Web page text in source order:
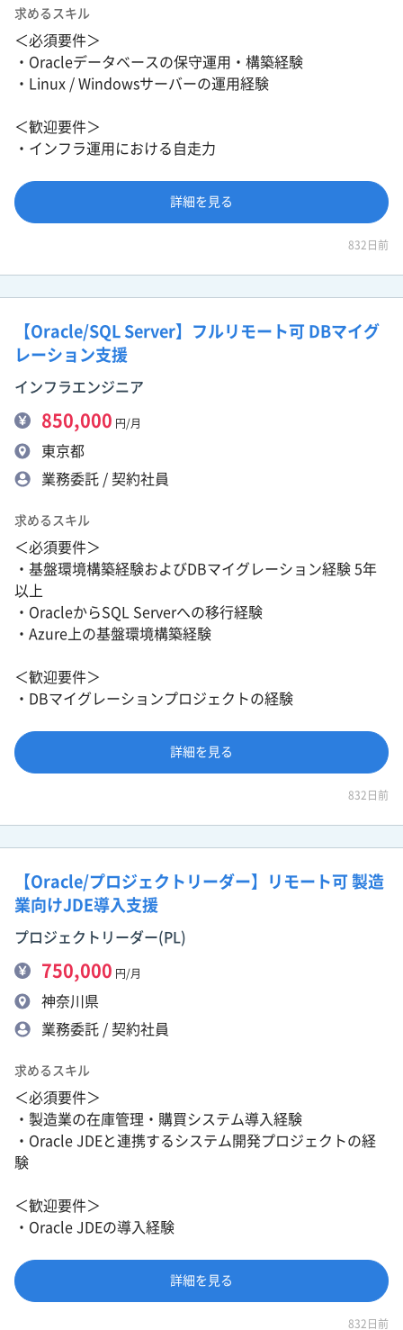
求めるスキル
＜必須要件＞
・Oracleデータベースの保守運用・構築経験
・Linux / Windowsサーバーの運用経験
＜歓迎要件＞
・インフラ運用における自走力
詳細を見る
832日前
【Oracle/SQL Server】フルリモート可 DBマイグ
レーション支援
インフラエンジニア
850,000 円/月
東京都
業務委託 / 契約社員
求めるスキル
＜必須要件＞
・基盤環境構築経験およびDBマイグレーション経験 5年
以上
・OracleからSQL Serverへの移行経験
・Azure上の基盤環境構築経験
＜歓迎要件＞
・DBマイグレーションプロジェクトの経験
詳細を見る
832日前
【Oracle/プロジェクトリーダー】リモート可 製造
業向けJDE導入支援
プロジェクトリーダー(PL)
750,000 円/月
神奈川県
業務委託 / 契約社員
求めるスキル
＜必須要件＞
・製造業の在庫管理・購買システム導入経験
・Oracle JDEと連携するシステム開発プロジェクトの経
験
＜歓迎要件＞
・Oracle JDEの導入経験
詳細を見る
832日前